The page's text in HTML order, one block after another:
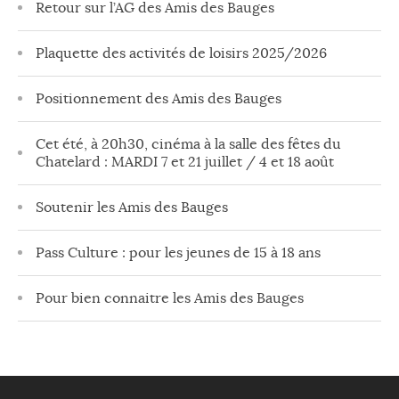
Retour sur l’AG des Amis des Bauges
Plaquette des activités de loisirs 2025/2026
Positionnement des Amis des Bauges
Cet été, à 20h30, cinéma à la salle des fêtes du
Chatelard : MARDI 7 et 21 juillet / 4 et 18 août
Soutenir les Amis des Bauges
Pass Culture : pour les jeunes de 15 à 18 ans
Pour bien connaitre les Amis des Bauges